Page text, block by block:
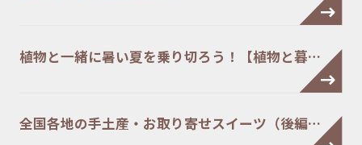
植物と一緒に暑い夏を乗り切ろう！【植物と暮…
全国各地の手土産・お取り寄せスイーツ（後編…